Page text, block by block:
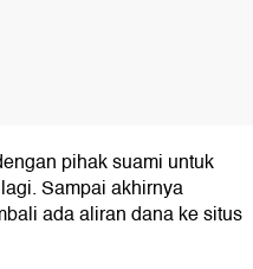
pihak suami untuk
Sampai akhirnya
ada aliran dana ke situs